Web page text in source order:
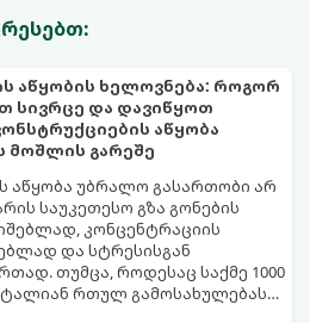
აწყობის ხელოვნება: როგორ
სივრცე და დავიწყოთ
აწყობა
მოშლის გარეშე
აწყობა უბრალო გასართობი არ
საუკეთესო გზა გონების
კონცენტრაციის
და სტრესისგან
თუმცა, როდესაც საქმე 1000
რთულ გამოსახულებას